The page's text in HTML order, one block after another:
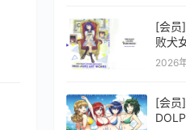
[会员
败犬
2026
[会员